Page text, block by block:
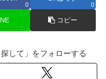
0 0
コピー
して」をフォローする